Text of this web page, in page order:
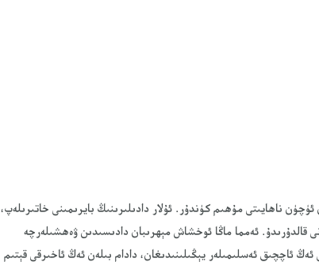
ناھايىتى مۇھىم كۈندۇر. ئۇلار دادىلىرىنىڭ بايرىمىنى خاتىرىلەپ،
قالدۇرىدۇ. ئەمما ماڭا ئوخشاش مېھرىبان دادىسىدىن ۋەھشىلەرچە
ئاچچىق ئەسلىمىلەر يېڭىلىنىدىغان، دادام بىلەن ئەڭ ئاخىرقى قېتىم